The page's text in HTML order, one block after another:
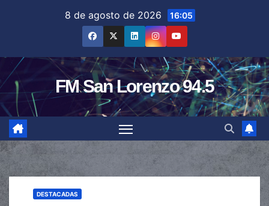
8 de agosto de 2026 16:05
FM San Lorenzo 94.5
DESTACADAS